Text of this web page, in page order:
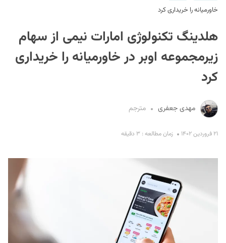
خاورمیانه را خریداری کرد
هلدینگ تکنولوژی امارات نیمی از سهام
زیرمجموعه اوبر در خاورمیانه را خریداری
کرد
مهدی جعفری مترجم
۲۱ فروردین ۱۴۰۲ زمان مطالعه : ۳ دقیقه